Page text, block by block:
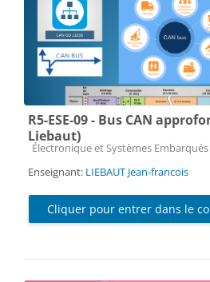
R5-ESE-09 - Bus CAN
Liebaut)
Catégorie de cours
Électronique et Systèmes Embarqués
Enseignant: LIEBAUT Jean-francois
Cliquer pour entrer dans le